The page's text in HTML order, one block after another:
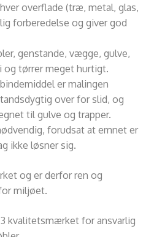
overflade (træ, metal, glas,
forberedelse og giver god
genstande, vægge, gulve,
tørrer meget hurtigt.
er malingen
over for slid, og
til gulve og trapper.
forudsat at emnet er
ikke løsner sig.
og er derfor ren og
miljøet.
3 kvalitetsmærket for ansvarlig